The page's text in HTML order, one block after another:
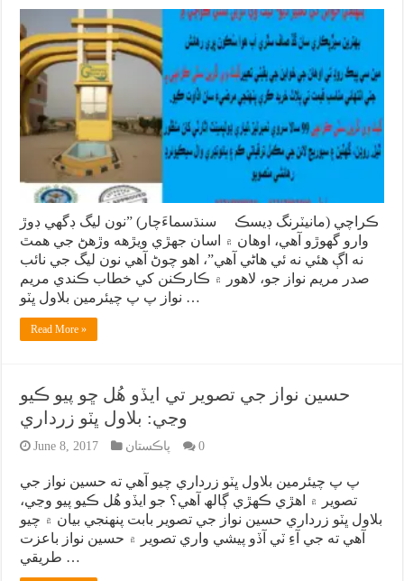
ڪراچي (مانيٽرنگ ڊيسڪ سنڌسماءَچار) ”نون ليگ ڊگهي ڊوڙ
وارو گهوڙو آهي، اوهان ۾ اسان جهڙي ويڙهه وڙهڻ جي همٿ
نه اڳ هئي نه ئي هاڻي آهي”، اهو چوڻ آهي نون ليگ جي نائب
صدر مريم نواز جو، لاهور ۾ ڪارڪنن کي خطاب ڪندي مريم
نواز پ پ چيئرمين بلاول ڀٽو …
Read More »
حسين نواز جي تصوير تي ايڏو هُل ڇو پيو ڪيو
وڃي: بلاول ڀٽو زرداري
June 8, 2017 پاڪستان 0
پ پ چيئرمين بلاول ڀٽو زرداري چيو آهي ته حسين نواز جي
تصوير ۾ اهڙي ڪهڙي ڳالھ آهي؟ جو ايڏو هُل ڪيو پيو وڃي،
بلاول ڀٽو زرداري حسين نواز جي تصوير بابت پنهنجي بيان ۾ چيو
آهي ته جي آءِ ٽي آڏو پيشي واري تصوير ۾ حسين نواز باعزت
طريقي …